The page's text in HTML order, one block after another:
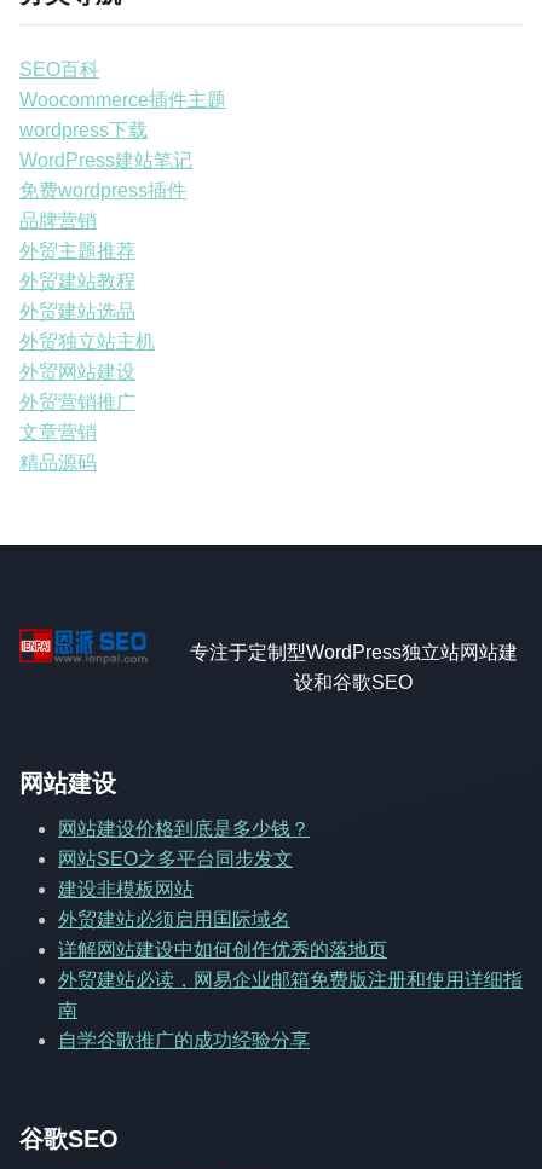
SEO百科
Woocommerce插件主题
wordpress下载
WordPress建站笔记
免费wordpress插件
品牌营销
外贸主题推荐
外贸建站教程
外贸建站选品
外贸独立站主机
外贸网站建设
外贸营销推广
文章营销
精品源码
专注于定制型WordPress独立站网站建
设和谷歌SEO
网站建设
网站建设价格到底是多少钱？
网站SEO之多平台同步发文
建设非模板网站
外贸建站必须启用国际域名
详解网站建设中如何创作优秀的落地页
外贸建站必读，网易企业邮箱免费版注册和使用详细指
南
自学谷歌推广的成功经验分享
谷歌SEO